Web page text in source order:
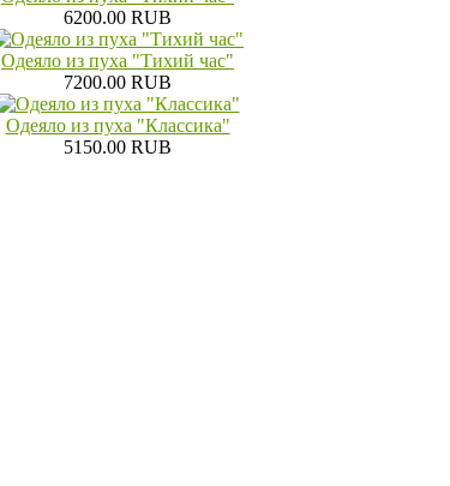
6200.00 RUB
Одеяло из пуха "Тихий час"
7200.00 RUB
Одеяло из пуха "Классика"
5150.00 RUB